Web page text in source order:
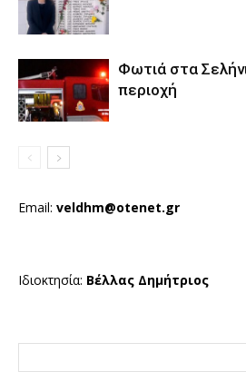
Φωτιά στα
περιοχή
Email: veldhm@otenet.gr
Ιδιοκτησία: Βέλλας Δημήτριος